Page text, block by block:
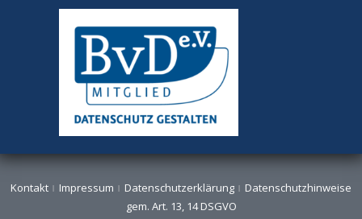
Kontakt Impressum Datenschutzerklärung
Datenschutzhinweise
gem. Art. 13, 14 DSGVO